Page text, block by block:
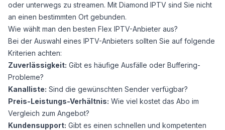
oder unterwegs zu streamen. Mit Diamond IPTV sind Sie nicht
an einen bestimmten Ort gebunden.
Wie wählt man den besten Flex IPTV-Anbieter aus?
Bei der Auswahl eines IPTV-Anbieters sollten Sie auf folgende
Kriterien achten:
Zuverlässigkeit: Gibt es häufige Ausfälle oder Buffering-
Probleme?
Kanalliste: Sind die gewünschten Sender verfügbar?
Preis-Leistungs-Verhältnis: Wie viel kostet das Abo im
Vergleich zum Angebot?
Kundensupport: Gibt es einen schnellen und kompetenten